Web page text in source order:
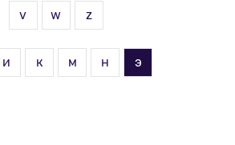
v w z
и к м н э